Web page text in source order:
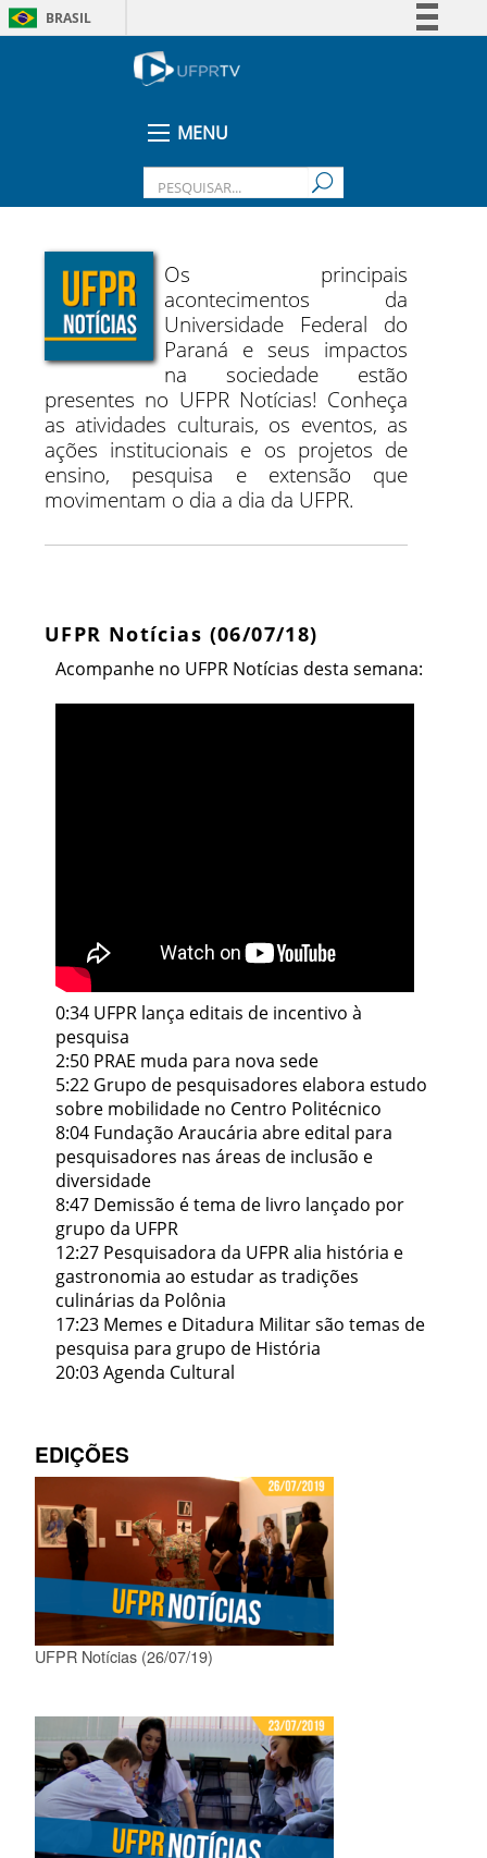
BRASIL
Legislação
MENU
Os principais
acontecimentos da
Universidade Federal do
Paraná e seus impactos
na sociedade estão
presentes no UFPR Notícias! Conheça
as atividades culturais, os eventos, as
ações institucionais e os projetos de
ensino, pesquisa e extensão que
movimentam o dia a dia da UFPR.
UFPR Notícias (06/07/18)
Acompanhe no UFPR Notícias desta semana:
0:34 UFPR lança editais de incentivo à
pesquisa
2:50 PRAE muda para nova sede
5:22 Grupo de pesquisadores elabora estudo
sobre mobilidade no Centro Politécnico
8:04 Fundação Araucária abre edital para
pesquisadores nas áreas de inclusão e
diversidade
8:47 Demissão é tema de livro lançado por
grupo da UFPR
12:27 Pesquisadora da UFPR alia história e
gastronomia ao estudar as tradições
culinárias da Polônia
17:23 Memes e Ditadura Militar são temas de
pesquisa para grupo de História
20:03 Agenda Cultural
EDIÇÕES
UFPR Notícias (26/07/19)